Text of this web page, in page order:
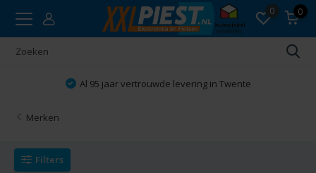
0 0
Al 95 jaar vertrouwde levering in Twente
Merken
Filters